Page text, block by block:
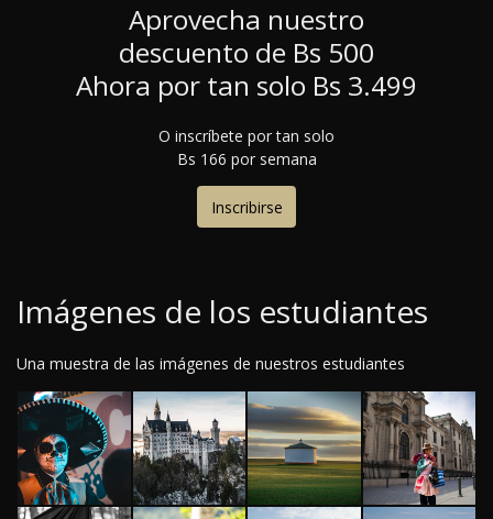
Aprovecha nuestro
descuento de Bs 500
Ahora por tan solo Bs 3.499
O inscríbete por tan solo
Bs 166 por semana
Inscribirse
Imágenes de los estudiantes
Una muestra de las imágenes de nuestros estudiantes